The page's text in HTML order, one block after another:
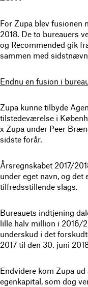
For Zupa blev fusionen
2018. De to bureauers
og Recommended gik
sammen med
Endnu en fusion i
Zupa kunne tilbyde
tilstedeværelse i
x Zupa under Peer
sidste forår.
Årsregnskabet 2017/
under eget navn, og det
tilfredsstillende slags.
Bureauets indtjening
lille halv million i 2016/
underskud i det
2017 til den 30. juni
Endvidere kom Zupa
egenkapital, som dog